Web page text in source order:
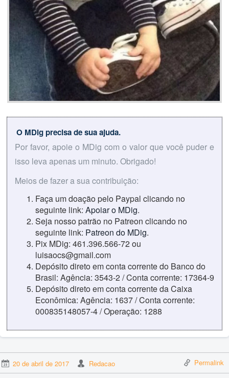
O MDig precisa de sua ajuda.
Por favor, apoie o MDig com o valor que você puder e
isso leva apenas um minuto. Obrigado!
Meios de fazer a sua contribuição:
Faça um doação pelo Paypal clicando no
seguinte link: Apoiar o MDig.
Seja nosso patrão no Patreon clicando no
seguinte link: Patreon do MDig.
Pix MDig: 461.396.566-72 ou
luisaocs@gmail.com
Depósito direto em conta corrente do Banco do
Brasil: Agência: 3543-2 / Conta corrente: 17364-9
Depósito direto em conta corrente da Caixa
Econômica: Agência: 1637 / Conta corrente:
000835148057-4 / Operação: 1288
20 de abril de 2017 Redacao Permalink